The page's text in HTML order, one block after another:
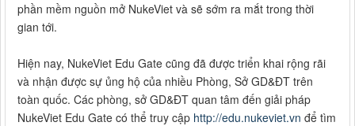
phần mềm nguồn mở NukeViet và sẽ sớm ra mắt trong thời
gian tới.
Hiện nay, NukeViet Edu Gate cũng đã được triển khai rộng rãi
và nhận được sự ủng hộ của nhiều Phòng, Sở GD&ĐT trên
toàn quốc. Các phòng, sở GD&ĐT quan tâm đến giải pháp
NukeViet Edu Gate có thể truy cập http://edu.nukeviet.vn để tìm